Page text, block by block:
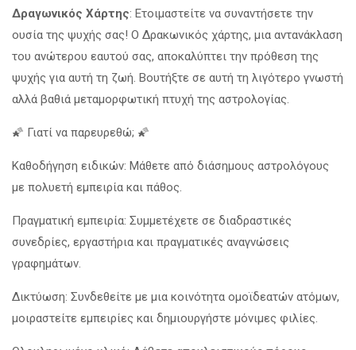
Δραγωνικός Χάρτης: Ετοιμαστείτε να συναντήσετε την
ουσία της ψυχής σας! Ο Δρακωνικός χάρτης, μια αντανάκλαση
του ανώτερου εαυτού σας, αποκαλύπτει την πρόθεση της
ψυχής για αυτή τη ζωή. Βουτήξτε σε αυτή τη λιγότερο γνωστή
αλλά βαθιά μεταμορφωτική πτυχή της αστρολογίας.
🌠 Γιατί να παρευρεθώ; 🌠
Καθοδήγηση ειδικών: Μάθετε από διάσημους αστρολόγους
με πολυετή εμπειρία και πάθος.
Πραγματική εμπειρία: Συμμετέχετε σε διαδραστικές
συνεδρίες, εργαστήρια και πραγματικές αναγνώσεις
γραφημάτων.
Δικτύωση: Συνδεθείτε με μια κοινότητα ομοϊδεατών ατόμων,
μοιραστείτε εμπειρίες και δημιουργήστε μόνιμες φιλίες.